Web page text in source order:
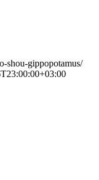
shou-gippopotamus/